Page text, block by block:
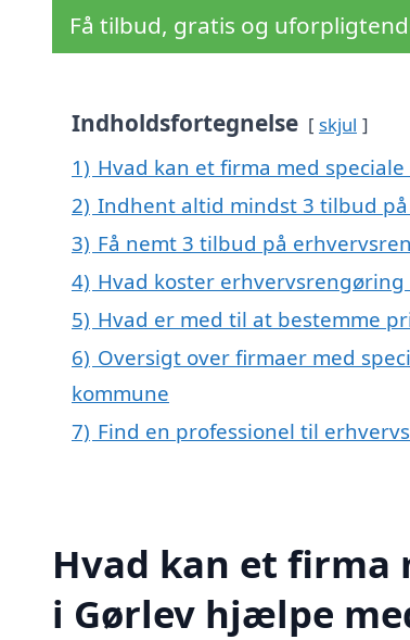
Få tilbud, gratis og
Indholdsfortegnelse skjul
1) Hvad kan et firma med
2) Indhent altid mindst 3 tilbud
3) Få nemt 3 tilbud på
4) Hvad koster erhvervsrengøring
5) Hvad er med til at bestemme
6) Oversigt over firmaer med
kommune
7) Find en professionel til
Hvad kan et firma
i Gørlev hjælpe